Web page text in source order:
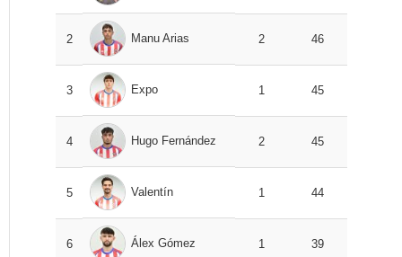
2 Manu Arias 2 46
3 Expo 1 45
4 Hugo Fernández 2 45
5 Valentín 1 44
6 Álex Gómez 1 39